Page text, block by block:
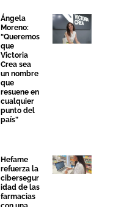
Ángela
Moreno:
“Queremos
que
Victoria
Crea sea
un nombre
que
resuene en
cualquier
punto del
país”
Hefame
refuerza la
cibersegur
idad de las
farmacias